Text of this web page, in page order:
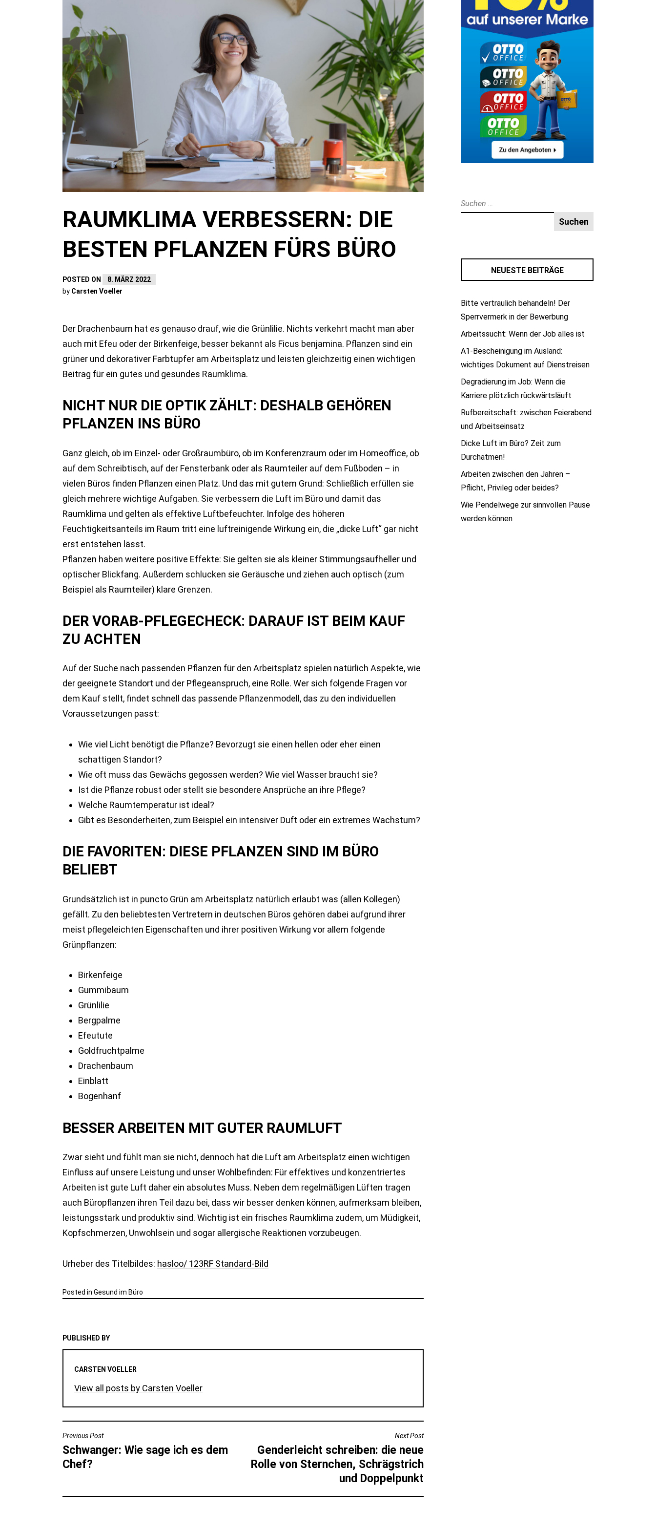
RAUMKLIMA VERBESSERN: DIE
BESTEN PFLANZEN FÜRS BÜRO
POSTED ON
8. MÄRZ 2022
by Carsten Voeller
Der Drachenbaum hat es genauso drauf, wie die Grünlilie. Nichts verkehrt macht man aber
auch mit Efeu oder der Birkenfeige, besser bekannt als Ficus benjamina. Pflanzen sind ein
grüner und dekorativer Farbtupfer am Arbeitsplatz und leisten gleichzeitig einen wichtigen
Beitrag für ein gutes und gesundes Raumklima.
NICHT NUR DIE OPTIK ZÄHLT: DESHALB GEHÖREN
PFLANZEN INS BÜRO
Ganz gleich, ob im Einzel- oder Großraumbüro, ob im Konferenzraum oder im Homeoffice, ob
auf dem Schreibtisch, auf der Fensterbank oder als Raumteiler auf dem Fußboden – in
vielen Büros finden Pflanzen einen Platz. Und das mit gutem Grund: Schließlich erfüllen sie
gleich mehrere wichtige Aufgaben. Sie verbessern die Luft im Büro und damit das
Raumklima und gelten als effektive Luftbefeuchter. Infolge des höheren
Feuchtigkeitsanteils im Raum tritt eine luftreinigende Wirkung ein, die „dicke Luft“ gar nicht
erst entstehen lässt.
Pflanzen haben weitere positive Effekte: Sie gelten sie als kleiner Stimmungsaufheller und
optischer Blickfang. Außerdem schlucken sie Geräusche und ziehen auch optisch (zum
Beispiel als Raumteiler) klare Grenzen.
DER VORAB-PFLEGECHECK: DARAUF IST BEIM KAUF
ZU ACHTEN
Auf der Suche nach passenden Pflanzen für den Arbeitsplatz spielen natürlich Aspekte, wie
der geeignete Standort und der Pflegeanspruch, eine Rolle. Wer sich folgende Fragen vor
dem Kauf stellt, findet schnell das passende Pflanzenmodell, das zu den individuellen
Voraussetzungen passt:
Wie viel Licht benötigt die Pflanze? Bevorzugt sie einen hellen oder eher einen
schattigen Standort?
Wie oft muss das Gewächs gegossen werden? Wie viel Wasser braucht sie?
Ist die Pflanze robust oder stellt sie besondere Ansprüche an ihre Pflege?
Welche Raumtemperatur ist ideal?
Gibt es Besonderheiten, zum Beispiel ein intensiver Duft oder ein extremes Wachstum?
DIE FAVORITEN: DIESE PFLANZEN SIND IM BÜRO
BELIEBT
Grundsätzlich ist in puncto Grün am Arbeitsplatz natürlich erlaubt was (allen Kollegen)
gefällt. Zu den beliebtesten Vertretern in deutschen Büros gehören dabei aufgrund ihrer
meist pflegeleichten Eigenschaften und ihrer positiven Wirkung vor allem folgende
Grünpflanzen:
Birkenfeige
Gummibaum
Grünlilie
Bergpalme
Efeutute
Goldfruchtpalme
Drachenbaum
Einblatt
Bogenhanf
BESSER ARBEITEN MIT GUTER RAUMLUFT
Zwar sieht und fühlt man sie nicht, dennoch hat die Luft am Arbeitsplatz einen wichtigen
Einfluss auf unsere Leistung und unser Wohlbefinden: Für effektives und konzentriertes
Arbeiten ist gute Luft daher ein absolutes Muss. Neben dem regelmäßigen Lüften tragen
auch Büropflanzen ihren Teil dazu bei, dass wir besser denken können, aufmerksam bleiben,
leistungsstark und produktiv sind. Wichtig ist ein frisches Raumklima zudem, um Müdigkeit,
Kopfschmerzen, Unwohlsein und sogar allergische Reaktionen vorzubeugen.
Urheber des Titelbildes: hasloo/ 123RF Standard-Bild
Posted in Gesund im Büro
PUBLISHED BY
CARSTEN VOELLER
View all posts by Carsten Voeller
BEITRAGSNAVIGATION
Previous Post
Schwanger: Wie sage ich es dem
Chef?
Next Post
Genderleicht schreiben: die neue
Rolle von Sternchen, Schrägstrich
und Doppelpunkt
Suche
nach:
NEUESTE BEITRÄGE
Bitte vertraulich behandeln! Der
Sperrvermerk in der Bewerbung
Arbeitssucht: Wenn der Job alles ist
A1-Bescheinigung im Ausland:
wichtiges Dokument auf Dienstreisen
Degradierung im Job: Wenn die
Karriere plötzlich rückwärtsläuft
Rufbereitschaft: zwischen Feierabend
und Arbeitseinsatz
Dicke Luft im Büro? Zeit zum
Durchatmen!
Arbeiten zwischen den Jahren –
Pflicht, Privileg oder beides?
Wie Pendelwege zur sinnvollen Pause
werden können